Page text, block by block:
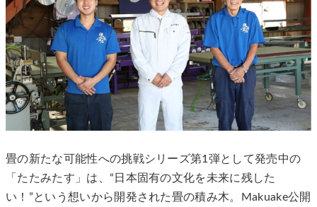
畳の新たな可能性への挑戦シリーズ第1弾として発売中の
「たたみたす」は、“日本固有の文化を未来に残した
い！”という想いから開発された畳の積み木。Makuake公開